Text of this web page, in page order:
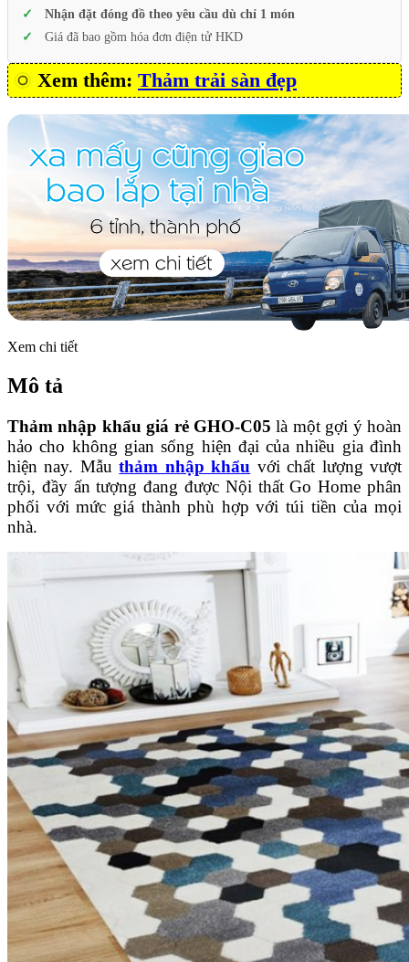
Nhận đặt đóng đồ theo yêu cầu dù chỉ 1 món
Giá đã bao gồm hóa đơn điện tử HKD
Xem thêm: Thảm trải sàn đẹp
Xem chi tiết
Mô tả
Thảm nhập khẩu giá rẻ GHO-C05 là một gợi ý hoàn
hảo cho không gian sống hiện đại của nhiều gia đình
hiện nay. Mẫuthảm nhập khẩu với chất lượng vượt
trội, đầy ấn tượng đang được Nội thất Go Home phân
phối với mức giá thành phù hợp với túi tiền của mọi
nhà.